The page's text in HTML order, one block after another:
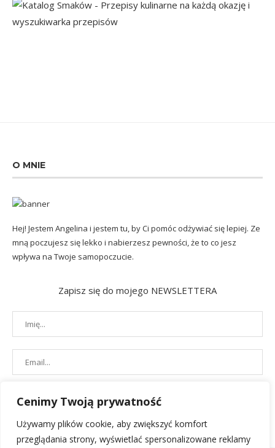
Cenimy Twoją prywatność
Używamy plików cookie, aby zwiększyć komfort
przeglądania strony, wyświetlać spersonalizowane reklamy
O MNIE
Hej! Jestem Angelina i jestem tu, by Ci pomóc odżywiać się lepiej. Ze
mną poczujesz się lekko i nabierzesz pewności, że to co jesz
wpływa na Twoje samopoczucie.
Zapisz się do mojego NEWSLETTERA